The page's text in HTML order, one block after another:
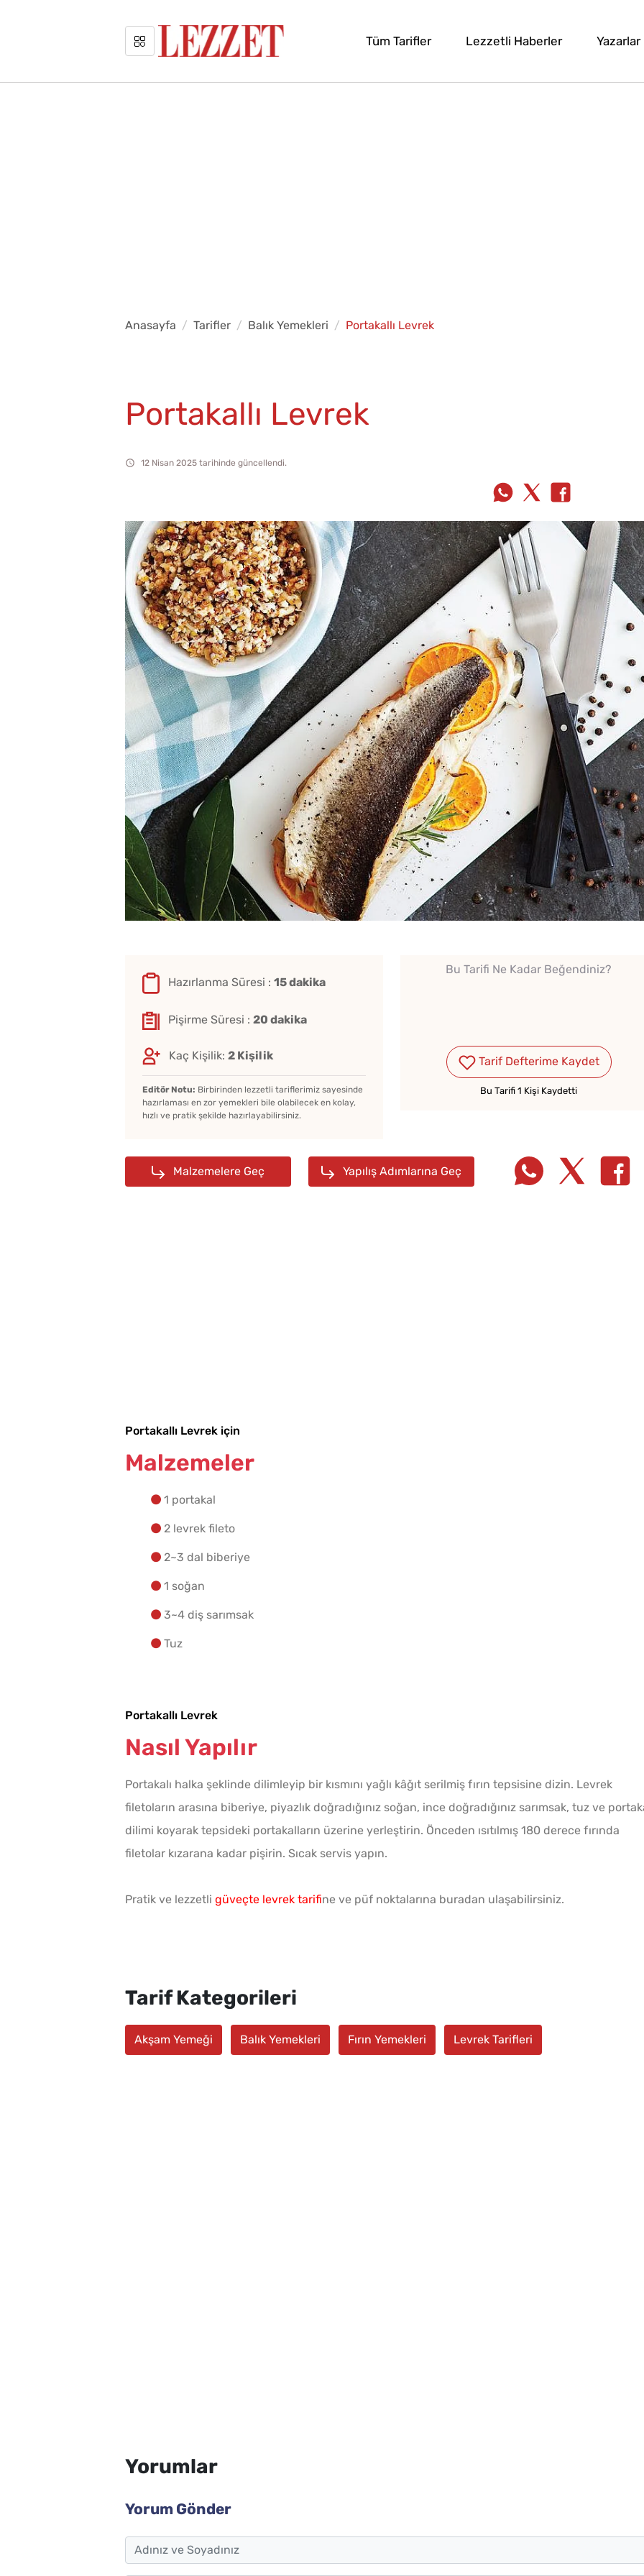
Tüm Tarifler Lezzetli Haberler Yazarlar
Anasayfa Tarifler Balık Yemekleri Portakallı Levrek
Portakallı Levrek
12 Nisan 2025 tarihinde güncellendi.
Hazırlanma Süresi : 15 dakika
Pişirme Süresi : 20 dakika
Kaç Kişilik: 2 Kişilik
Editör Notu: Birbirinden lezzetli tariflerimiz sayesinde
hazırlaması en zor yemekleri bile olabilecek en kolay,
hızlı ve pratik şekilde hazırlayabilirsiniz.
Bu Tarifi Ne Kadar Beğendiniz?
Tarif Defterime Kaydet
Bu Tarifi 1 Kişi Kaydetti
Malzemelere Geç Yapılış Adımlarına Geç
Kışlık Domates Sosunun
İçine Ne Konur?
Yapmanın 4 Püf Noktası
Portakallı Levrek için
Malzemeler
1 portakal
2 levrek fileto
2~3 dal biberiye
1 soğan
3~4 diş sarımsak
Tuz
Portakallı Levrek
Nasıl Yapılır
Portakalı halka şeklinde dilimleyip bir kısmını yağlı kâğıt serilmiş fırın tepsisine dizin. Levrek
filetoların arasına biberiye, piyazlık doğradığınız soğan, ince doğradığınız sarımsak, tuz ve
dilimi koyarak tepsideki portakalların üzerine yerleştirin. Önceden ısıtılmış 180 derece fırında
filetolar kızarana kadar pişirin. Sıcak servis yapın.
Pratik ve lezzetli güveçte levrek tarifine ve püf noktalarına buradan ulaşabilirsiniz.
Tarif Kategorileri
Akşam Yemeği Balık Yemekleri Fırın Yemekleri Levrek Tarifleri
Yorumlar
Yorum Gönder